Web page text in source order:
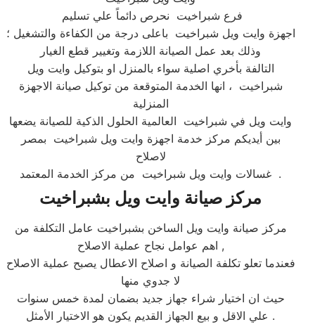
فرع شبراخيت نحرص دائماً علي تسليم
اجهزة وايت ويل شبراخيت باعلى درجة من الكفاءة والتشغيل ؛
وذلك بعد عمل الصيانة اللازمة وتغيير قطع الغيار
التالفة بأخري اصلية سواء بالمنزل او بتوكيل وايت ويل
شبراخيت ، انها الخدمة المتوقعة من توكيل صيانة الاجهزة
المنزلية
وايت ويل في شبراخيت العالمية الحلول الذكية للصيانة يضعها
بين أيديكم مركز خدمة اجهزة وايت ويل شبراخيت بمصر
لاصلاح
غسالات وايت ويل شبراخيت من مركز الخدمة المعتمد .
مركز صيانة وايت ويل بشبراخيت
مركز صيانة وايت ويل الساخن بشبراخيت عامل التكلفة من
اهم عوامل نجاح عملية الاصلاح ,
فعندما تعلو تكلفة الصيانة و اصلاح الاعطال يصبح عملية الاصلاح
لا جدوي منها
حيث ان اختيار شراء جهاز جديد بضمان لمدة خمس سنوات
علي الاقل و بيع الجهاز القديم يكون هو الاختيار الأمثل .